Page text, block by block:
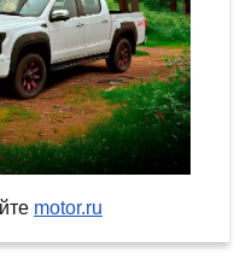
motor.ru